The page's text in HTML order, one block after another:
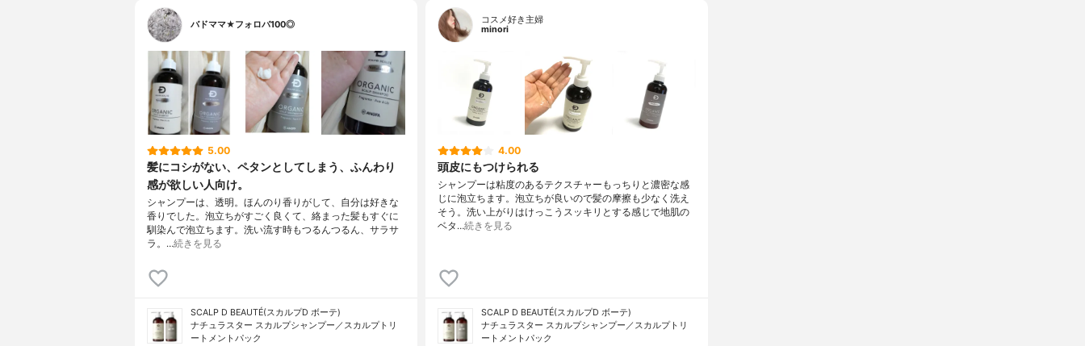
エチルヘキシル、ステアラミドプロピルジメチルアミン、ステアルトリモニウ
ムブロミド、水添パーム油、フルボ酸、プルケネチアボルビリス種子油、ロー
ズマリー葉エキス、チャ葉エキス、カミツレ花エキス、ツボクサエキス、アロ
エベラ葉エキス、イタドリ根エキス、カンゾウ根エキス、オウゴン根エキス、
豆乳発酵液、マカデミア種子油、ヒマワリ種子油、ゴヨウマツ種子油、アシタ
バ葉／茎エキス、アボカドエキス、セイヨウニワトコ花エキス、カニナバラ果
実油、シロキクラゲ多糖体、シア脂、アルギニン、ゼイン、オキソチアゾリジ
ン、オリーブ油脂肪酸セテアリル、オリーブ油脂肪酸ソルビタン、グリチルリ
チン酸２Ｋ、ポリクオタニウム‐１０、エチルヘキシルグリセリン、ＢＧ、リン
ゴ酸、ステアリン酸ソルビタン、ステアリン酸グリセリル、イソステアリルア
ルコール、（エチルヘキサン酸／ステアリン酸／アジピン酸）グリセリル、Ｐ
ＰＧ‐３カプリリルエーテル、ＰＥＧ‐１６０Ｍ、イソプロパノール、エタノー
ル、フェノキシエタノール、香料
バドママ★フォロバ100◎
5.00
髪にコシがない、ペタンとしてしまう、ふんわり
感が欲しい人向け。
シャンプーは、透明。ほんのり香りがして、自分は好きな
香りでした。泡立ちがすごく良くて、絡まった髪もすぐに
馴染んで泡立ちます。洗い流す時もつるんつるん、サラサ
ラ。…続きを見る
SCALP D BEAUTÉ(スカルプD ボーテ)
ナチュラスター スカルプシャンプー／スカルプトリ
ートメントパック
コスメ好き主婦
minori
4.00
頭皮にもつけられる
シャンプーは粘度のあるテクスチャーもっちりと濃密な感
じに泡立ちます。泡立ちが良いので髪の摩擦も少なく洗え
そう。洗い上がりはけっこうスッキリとする感じで地肌の
ベタ…続きを見る
SCALP D BEAUTÉ(スカルプD ボーテ)
ナチュラスター スカルプシャンプー／スカルプトリ
ートメントパック